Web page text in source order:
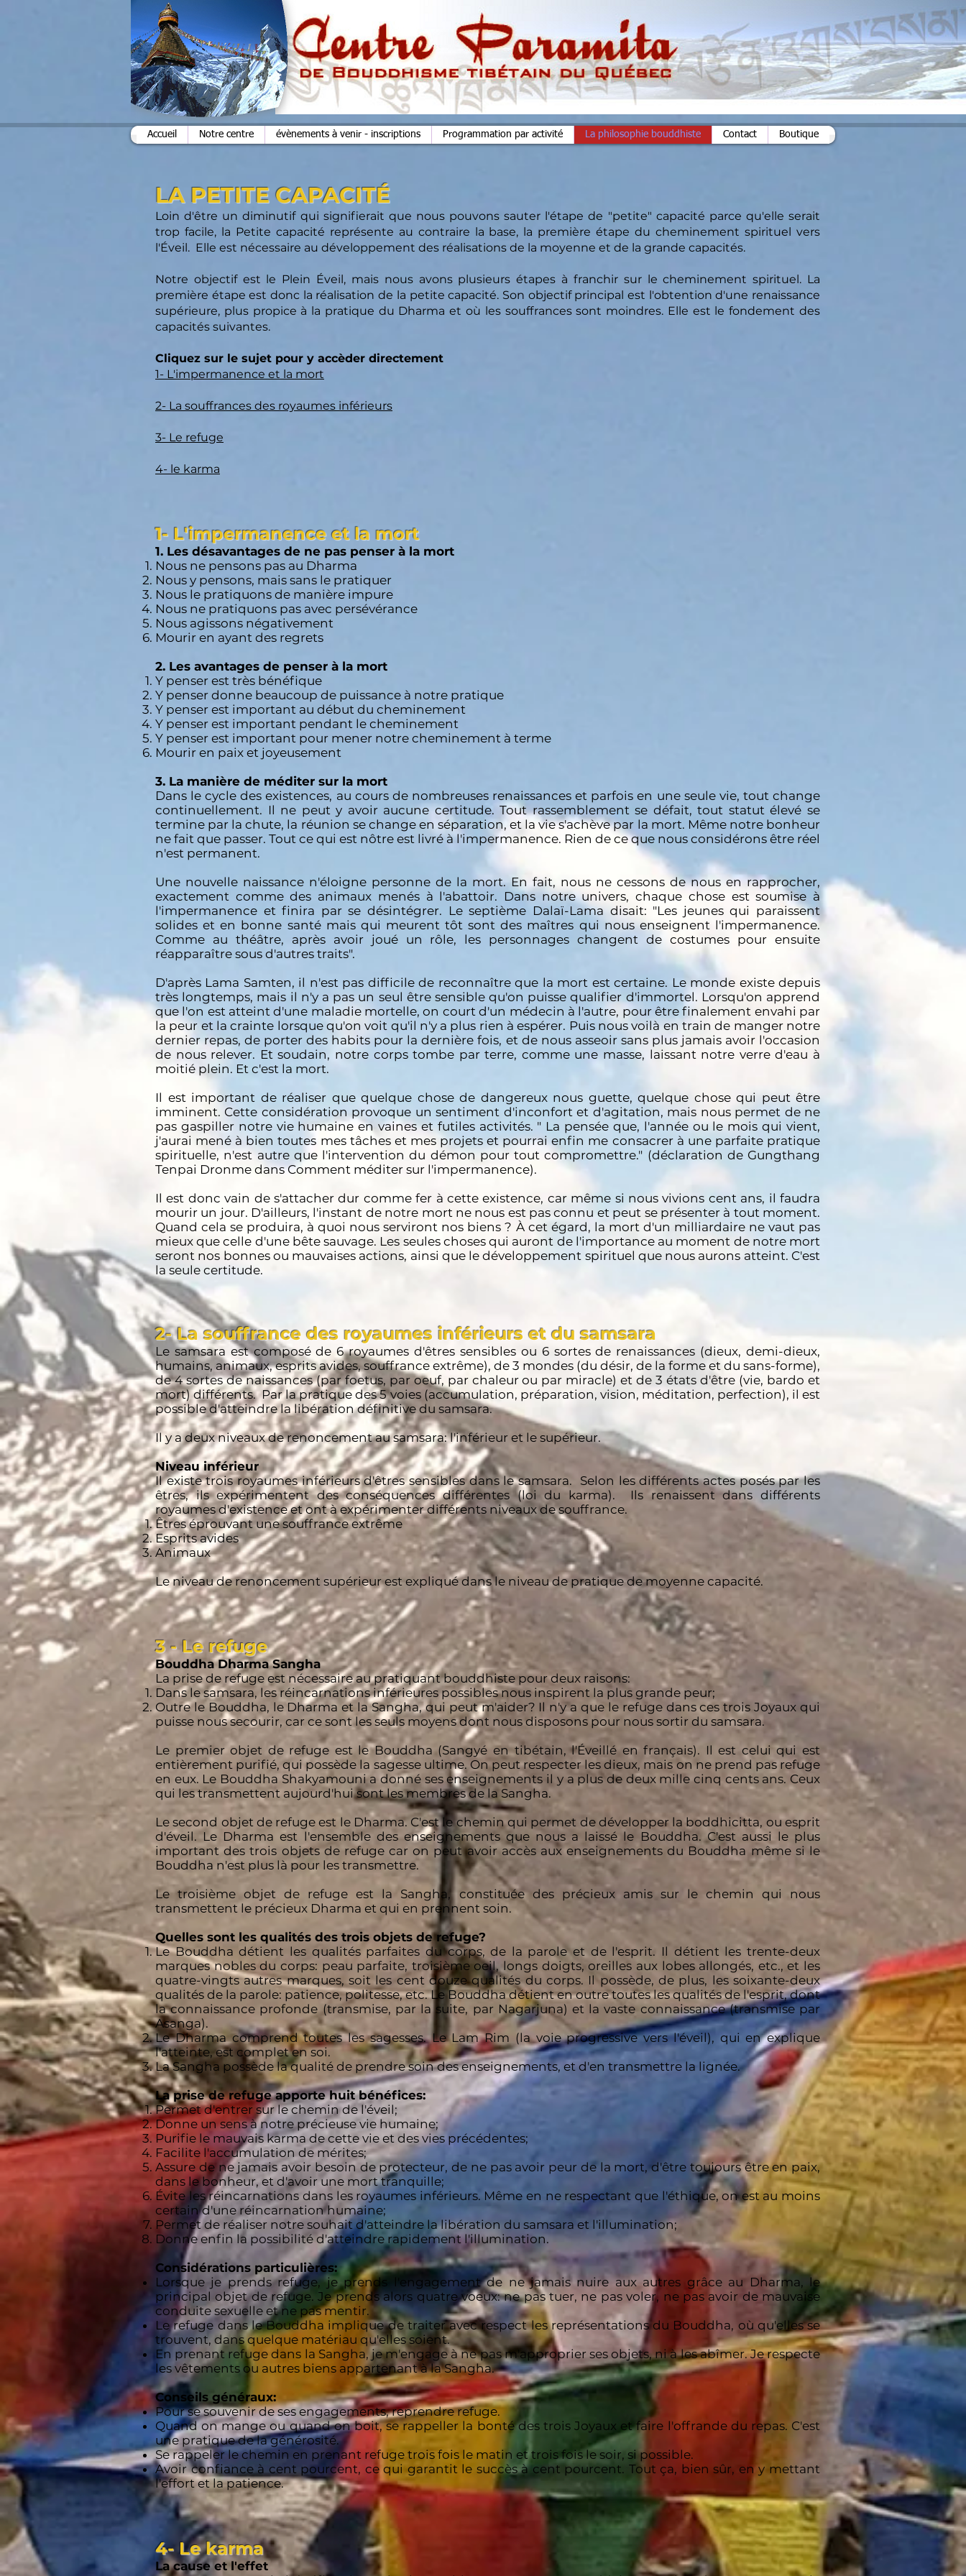
Accueil Notre centre évènements à venir - inscriptions Programmation par activité La philosophie bouddhiste Contact Boutique
LA PETITE CAPACITÉ
Loin d'être un diminutif qui signifierait que nous pouvons sauter l'étape de "petite" capacité parce qu'elle serait
trop facile, la Petite capacité représente au contraire la base, la première étape du cheminement spirituel vers
l'Éveil. Elle est nécessaire au développement des réalisations de la moyenne et de la grande capacités.
Notre objectif est le Plein Éveil, mais nous avons plusieurs étapes à franchir sur le cheminement spirituel. La
première étape est donc la réalisation de la petite capacité. Son objectif principal est l'obtention d'une renaissance
supérieure, plus propice à la pratique du Dharma et où les souffrances sont moindres. Elle est le fondement des
capacités suivantes.
Cliquez sur le sujet pour y accèder directement
1- L'impermanence et la mort
2- La souffrances des royaumes inférieurs
3- Le refuge
4- le karma
1- L'impermanence et la mort
1. Les désavantages de ne pas penser à la mort
Nous ne pensons pas au Dharma
Nous y pensons, mais sans le pratiquer
Nous le pratiquons de manière impure
Nous ne pratiquons pas avec persévérance
Nous agissons négativement
Mourir en ayant des regrets
2. Les avantages de penser à la mort
Y penser est très bénéfique
Y penser donne beaucoup de puissance à notre pratique
Y penser est important au début du cheminement
Y penser est important pendant le cheminement
Y penser est important pour mener notre cheminement à terme
Mourir en paix et joyeusement
3. La manière de méditer sur la mort
Dans le cycle des existences, au cours de nombreuses renaissances et parfois en une seule vie, tout change
continuellement. Il ne peut y avoir aucune certitude. Tout rassemblement se défait, tout statut élevé se
termine par la chute, la réunion se change en séparation, et la vie s'achève par la mort. Même notre bonheur
ne fait que passer. Tout ce qui est nôtre est livré à l'impermanence. Rien de ce que nous considérons être réel
n'est permanent.
Une nouvelle naissance n'éloigne personne de la mort. En fait, nous ne cessons de nous en rapprocher,
exactement comme des animaux menés à l'abattoir. Dans notre univers, chaque chose est soumise à
l'impermanence et finira par se désintégrer. Le septième Dalaï-Lama disait: "Les jeunes qui paraissent
solides et en bonne santé mais qui meurent tôt sont des maîtres qui nous enseignent l'impermanence.
Comme au théâtre, après avoir joué un rôle, les personnages changent de costumes pour ensuite
réapparaître sous d'autres traits".
D'après Lama Samten, il n'est pas difficile de reconnaître que la mort est certaine. Le monde existe depuis
très longtemps, mais il n'y a pas un seul être sensible qu'on puisse qualifier d'immortel. Lorsqu'on apprend
que l'on est atteint d'une maladie mortelle, on court d'un médecin à l'autre, pour être finalement envahi par
la peur et la crainte lorsque qu'on voit qu'il n'y a plus rien à espérer. Puis nous voilà en train de manger notre
dernier repas, de porter des habits pour la dernière fois, et de nous asseoir sans plus jamais avoir l'occasion
de nous relever. Et soudain, notre corps tombe par terre, comme une masse, laissant notre verre d'eau à
moitié plein. Et c'est la mort.
Il est important de réaliser que quelque chose de dangereux nous guette, quelque chose qui peut être
imminent. Cette considération provoque un sentiment d'inconfort et d'agitation, mais nous permet de ne
pas gaspiller notre vie humaine en vaines et futiles activités. " La pensée que, l'année ou le mois qui vient,
j'aurai mené à bien toutes mes tâches et mes projets et pourrai enfin me consacrer à une parfaite pratique
spirituelle, n'est autre que l'intervention du démon pour tout compromettre." (déclaration de Gungthang
Tenpai Dronme dans Comment méditer sur l'impermanence).
Il est donc vain de s'attacher dur comme fer à cette existence, car même si nous vivions cent ans, il faudra
mourir un jour. D'ailleurs, l'instant de notre mort ne nous est pas connu et peut se présenter à tout moment.
Quand cela se produira, à quoi nous serviront nos biens ? À cet égard, la mort d'un milliardaire ne vaut pas
mieux que celle d'une bête sauvage. Les seules choses qui auront de l'importance au moment de notre mort
seront nos bonnes ou mauvaises actions, ainsi que le développement spirituel que nous aurons atteint. C'est
la seule certitude.
2- La souffrance des royaumes inférieurs et du samsara
Le samsara est composé de 6 royaumes d'êtres sensibles ou 6 sortes de renaissances (dieux, demi-dieux,
humains, animaux, esprits avides, souffrance extrême), de 3 mondes (du désir, de la forme et du sans-forme),
de 4 sortes de naissances (par foetus, par oeuf, par chaleur ou par miracle) et de 3 états d'être (vie, bardo et
mort) différents. Par la pratique des 5 voies (accumulation, préparation, vision, méditation, perfection), il est
possible d'atteindre la libération définitive du samsara.
Il y a deux niveaux de renoncement au samsara: l'inférieur et le supérieur.
Niveau inférieur
Il existe trois royaumes inférieurs d'êtres sensibles dans le samsara. Selon les différents actes posés par les
êtres, ils expérimentent des conséquences différentes (loi du karma). Ils renaissent dans différents
royaumes d'existence et ont à expérimenter différents niveaux de souffrance.
Êtres éprouvant une souffrance extrême
Esprits avides
Animaux
Le niveau de renoncement supérieur est expliqué dans le niveau de pratique de moyenne capacité.
3 - Le refuge
Bouddha Dharma Sangha
La prise de refuge est nécessaire au pratiquant bouddhiste pour deux raisons:
Dans le samsara, les réincarnations inférieures possibles nous inspirent la plus grande peur;
Outre le Bouddha, le Dharma et la Sangha, qui peut m'aider? Il n'y a que le refuge dans ces trois Joyaux qui
puisse nous secourir, car ce sont les seuls moyens dont nous disposons pour nous sortir du samsara.
Le premier objet de refuge est le Bouddha (Sangyé en tibétain, l'Éveillé en français). Il est celui qui est
entièrement purifié, qui possède la sagesse ultime. On peut respecter les dieux, mais on ne prend pas refuge
en eux. Le Bouddha Shakyamouni a donné ses enseignements il y a plus de deux mille cinq cents ans. Ceux
qui les transmettent aujourd'hui sont les membres de la Sangha.
Le second objet de refuge est le Dharma. C'est le chemin qui permet de développer la boddhicitta, ou esprit
d'éveil. Le Dharma est l'ensemble des enseignements que nous a laissé le Bouddha. C'est aussi le plus
important des trois objets de refuge car on peut avoir accès aux enseignements du Bouddha même si le
Bouddha n'est plus là pour les transmettre.
Le troisième objet de refuge est la Sangha, constituée des précieux amis sur le chemin qui nous
transmettent le précieux Dharma et qui en prennent soin.
Quelles sont les qualités des trois objets de refuge?
Le Bouddha détient les qualités parfaites du corps, de la parole et de l'esprit. Il détient les trente-deux
marques nobles du corps: peau parfaite, troisième oeil, longs doigts, oreilles aux lobes allongés, etc., et les
quatre-vingts autres marques, soit les cent douze qualités du corps. Il possède, de plus, les soixante-deux
qualités de la parole: patience, politesse, etc. Le Bouddha détient en outre toutes les qualités de l'esprit, dont
la connaissance profonde (transmise, par la suite, par Nagarjuna) et la vaste connaissance (transmise par
Asanga).
Le Dharma comprend toutes les sagesses. Le Lam Rim (la voie progressive vers l'éveil), qui en explique
l'atteinte, est complet en soi.
La Sangha possède la qualité de prendre soin des enseignements, et d'en transmettre la lignée.
La prise de refuge apporte huit bénéfices:
Permet d'entrer sur le chemin de l'éveil;
Donne un sens à notre précieuse vie humaine;
Purifie le mauvais karma de cette vie et des vies précédentes;
Facilite l'accumulation de mérites;
Assure de ne jamais avoir besoin de protecteur, de ne pas avoir peur de la mort, d'être toujours être en paix,
dans le bonheur, et d'avoir une mort tranquille;
Évite les réincarnations dans les royaumes inférieurs. Même en ne respectant que l'éthique, on est au moins
certain d'une réincarnation humaine;
Permet de réaliser notre souhait d'atteindre la libération du samsara et l'illumination;
Donne enfin la possibilité d'atteindre rapidement l'illumination.
Considérations particulières:
Lorsque je prends refuge, je prends l'engagement de ne jamais nuire aux autres grâce au Dharma, le
principal objet de refuge. Je prends alors quatre voeux: ne pas tuer, ne pas voler, ne pas avoir de mauvaise
conduite sexuelle et ne pas mentir.
Le refuge dans le Bouddha implique de traiter avec respect les représentations du Bouddha, où qu'elles se
trouvent, dans quelque matériau qu'elles soient.
En prenant refuge dans la Sangha, je m'engage à ne pas m'approprier ses objets, ni à les abîmer. Je respecte
les vêtements ou autres biens appartenant à la Sangha.
Conseils généraux:
Pour se souvenir de ses engagements, reprendre refuge.
Quand on mange ou quand on boit, se rappeller la bonté des trois Joyaux et faire l'offrande du repas. C'est
une pratique de la générosité.
Se rappeler le chemin en prenant refuge trois fois le matin et trois fois le soir, si possible.
Avoir confiance à cent pourcent, ce qui garantit le succès à cent pourcent. Tout ça, bien sûr, en y mettant
l'effort et la patience.
4- Le karma
La cause et l'effet